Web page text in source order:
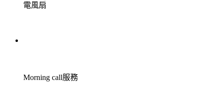
電風扇
Morning call服務